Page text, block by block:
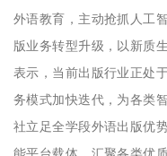
外语教育，主动抢抓人工
版业务转型升级，以新质
表示，当前出版行业正处
务模式加快迭代，为各类
社立足全学段外语出版优
能平台载体，汇聚各类优